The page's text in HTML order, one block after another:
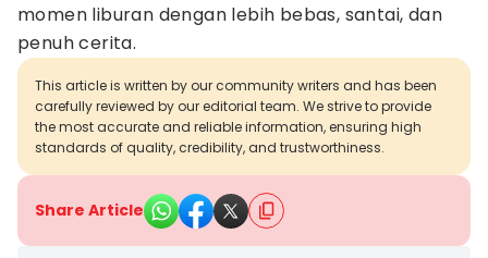
momen liburan dengan lebih bebas, santai, dan
penuh cerita.
This article is written by our community writers and has been
carefully reviewed by our editorial team. We strive to provide
the most accurate and reliable information, ensuring high
standards of quality, credibility, and trustworthiness.
Share Article